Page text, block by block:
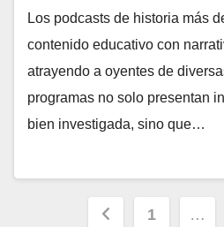
Los podcasts de historia más
contenido educativo con
atrayendo a oyentes de
programas no solo presentan
bien investigada, sino que…
Posts
1 …